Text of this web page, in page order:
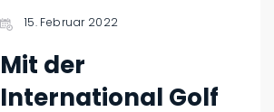
15. Februar 2022
Mit der
International Golf